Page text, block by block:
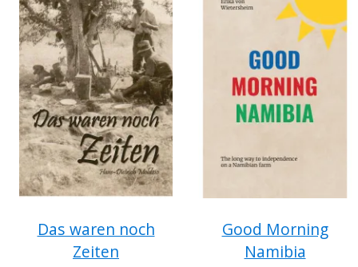
Das waren noch
Zeiten
Good Morning
Namibia